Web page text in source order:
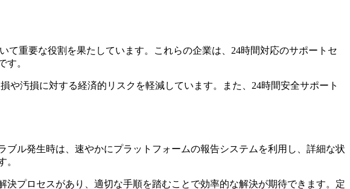
て重要な役割を果たしています。これらの企業は、24時間対応のサポートセ
す。
汚損に対する経済的リスクを軽減しています。また、24時間安全サポート
ル発生時は、速やかにプラットフォームの報告システムを利用し、詳細な状
。
プロセスがあり、適切な手順を踏むことで効率的な解決が期待できます。定